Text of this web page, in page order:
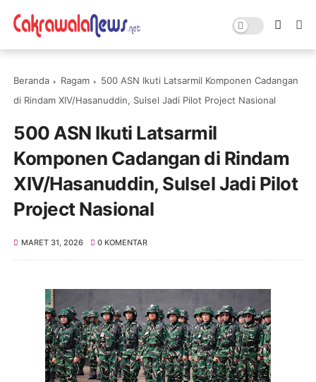
Beranda Ragam
500 ASN Ikuti Latsarmil Komponen Cadangan
di Rindam XIV/Hasanuddin, Sulsel Jadi Pilot Project Nasional
500 ASN Ikuti Latsarmil
Komponen Cadangan di Rindam
XIV/Hasanuddin, Sulsel Jadi Pilot
Project Nasional
MARET 31, 2026 0 KOMENTAR